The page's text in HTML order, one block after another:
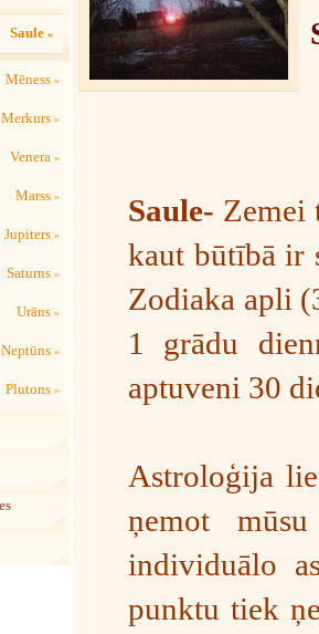
Saule »
Mēness »
Merkurs »
Venera »
Marss »
Jupiters »
Saturns »
Urāns »
Neptūns »
Plutons »
Saule- Zemei
kaut būtībā ir
Zodiaka apli
1 grādu
aptuveni 30
Astroloģija
ņemot
individuālo
punktu tiek